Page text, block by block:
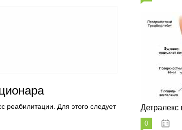
реабилитации. Для этого следует
Детралекс
0